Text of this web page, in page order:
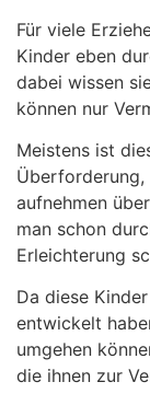
Für viele
Kinder eben
dabei wissen
können nur
Meistens ist
Überforderung,
aufnehmen
man schon
Erleichterung
Da diese
entwickelt
umgehen
die ihnen zur